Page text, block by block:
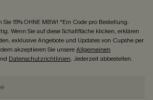
15% OHNE MBW! *Ein Code pro Bestellung.
Wenn Sie auf diese Schaltfläche klicken, erklären
exklusive Angebote und Updates von Cupshe per
akzeptieren Sie unsereAllgemeinen
Datenschutzrichtlinien. Jederzeit abbestellen.